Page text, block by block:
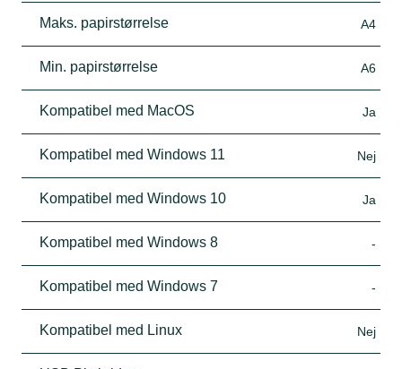
Maks. papirstørrelse A4
Min. papirstørrelse A6
Kompatibel med MacOS Ja
Kompatibel med Windows 11 Nej
Kompatibel med Windows 10 Ja
Kompatibel med Windows 8 -
Kompatibel med Windows 7 -
Kompatibel med Linux Nej